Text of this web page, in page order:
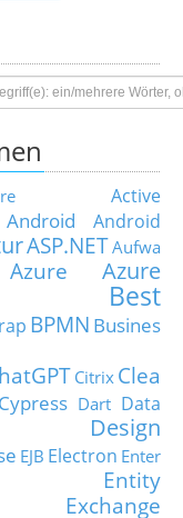
Active
Android
Android
ASP.NETAufwa
Azure
Azure
Best
BPMN Busines
Citrix Clea
Cypress Dart Data
Design
EJB Electron Enter
Entity
Exchange